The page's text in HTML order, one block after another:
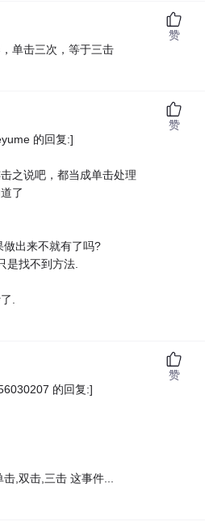
单击三次，等于三击
赞
的回复:]
之说吧，都当成单击处理
了
出来不就有了吗?
是找不到方法.
.
赞
的回复:]
,双击,三击 这事件...
赞